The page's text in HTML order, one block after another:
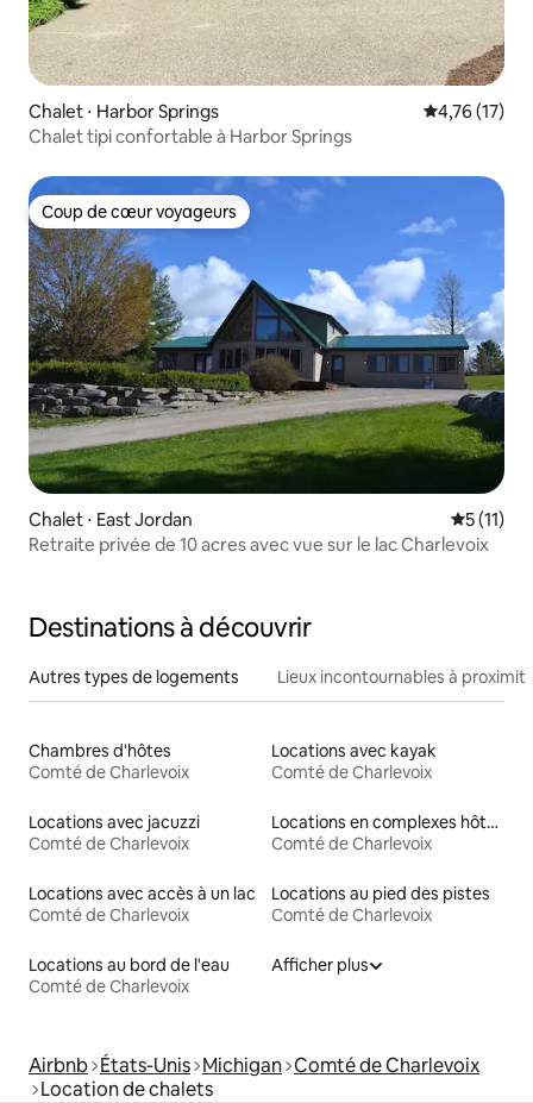
Chalet ⋅ Harbor Springs Évaluation
4,76 (17)
Chalet tipi confortable à Harbor Springs
Coup de cœur voyageurs
Coup de cœur voyageurs
Chalet ⋅ East Jordan
5 (11)
Retraite privée de 10 acres avec vue sur le lac Charlevoix
Destinations à découvrir
Autres types de logements Lieux incontournables à
Chambres d'hôtes
Comté de Charlevoix
Locations avec kayak
Comté de Charlevoix
Locations avec jacuzzi
Comté de Charlevoix
Locations en complexes hôteliers
Comté de Charlevoix
Locations avec accès à un lac
Comté de Charlevoix
Locations au pied des pistes
Comté de Charlevoix
Locations au bord de l'eau
Comté de Charlevoix
Afficher plus
Airbnb États-Unis Michigan Comté de Charlevoix
Location de chalets